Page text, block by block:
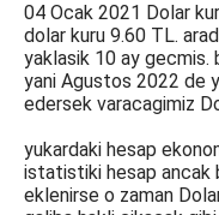
04 Ocak 2021 Dolar
dolar kuru 9.60 TL.
yaklasik 10 ay gecmis.
yani Agustos 2022 de
edersek varacagimiz
yukardaki hesap
istatistiki hesap ancak
eklenirse o zaman